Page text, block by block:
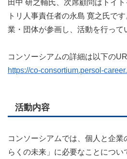
田中 研之輔氏、次席顧問はトイ
トリ人事責任者の永島 寛之氏で
業・団体が参画し、活動を行って
コンソーシアムの詳細は以下の
https://co-consortium.persol-
活動内容
コンソーシアムでは、個人と企業
らくの未来」に必要なことにつ